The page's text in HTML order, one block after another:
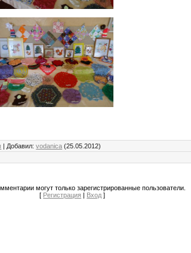
| Добавил: vodanica (25.05.2012)
могут только зарегистрированные пользователи.
[ Регистрация | Вход ]